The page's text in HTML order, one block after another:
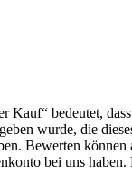
Kauf“ bedeutet,
wurde, die
Bewerten können
bei uns haben.